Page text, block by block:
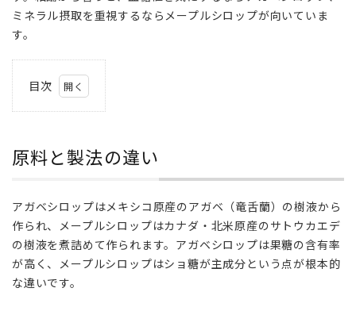
ミネラル摂取を重視するならメープルシロップが向いていま
す。
目次
と
の
違
い
2
風
原料と製法の違い
アガベシロップはメキシコ原産のアガベ（竜舌蘭）の樹液から
作られ、メープルシロップはカナダ・北米原産のサトウカエデ
の樹液を煮詰めて作られます。アガベシロップは果糖の含有率
が高く、メープルシロップはショ糖が主成分という点が根本的
な違いです。